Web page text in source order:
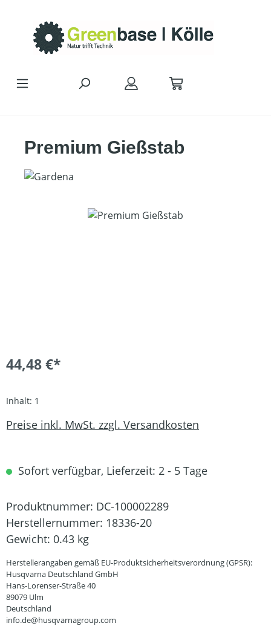
Premium Gießstab
Bildergalerie überspringen
44,48 €*
Inhalt: 1
Preise inkl. MwSt. zzgl. Versandkosten
Sofort verfügbar, Lieferzeit: 2 - 5 Tage
Produktnummer: DC-100002289
Herstellernummer: 18336-20
Gewicht: 0.43 kg
Herstellerangaben gemäß EU-Produktsicherheitsverordnung (GPSR):
Husqvarna Deutschland GmbH
Hans-Lorenser-Straße 40
89079 Ulm
Deutschland
info.de@husqvarnagroup.com